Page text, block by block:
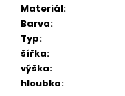
Materiál:
Barva:
Typ:
šířka:
výška:
hloubka:
u
č
u
e
m